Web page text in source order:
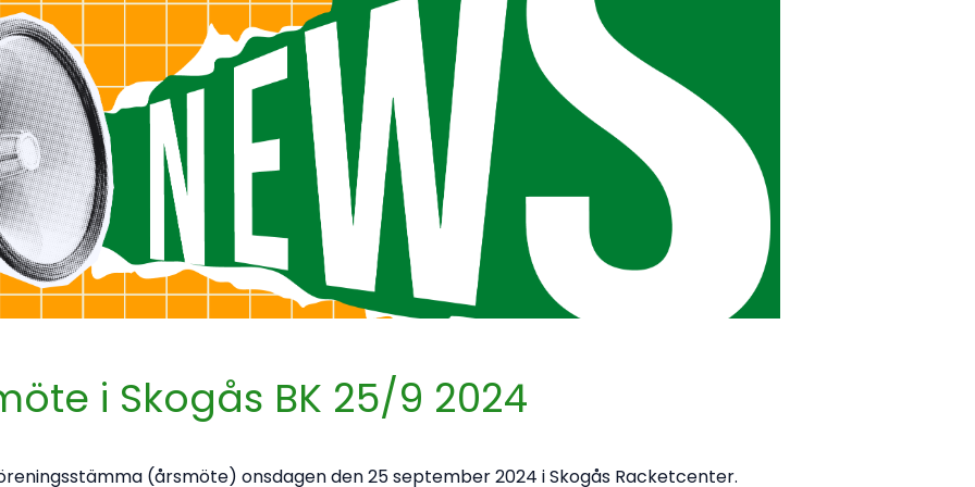
i Skogås BK 25/9 2024
(årsmöte) onsdagen den 25 september 2024 i Skogås Racketcenter.